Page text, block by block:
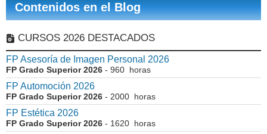
Contenidos en el Blog
CURSOS 2026 DESTACADOS
FP Asesoría de Imagen Personal 2026
FP Grado Superior 2026 - 960 horas
FP Automoción 2026
FP Grado Superior 2026 - 2000 horas
FP Estética 2026
FP Grado Superior 2026 - 1620 horas